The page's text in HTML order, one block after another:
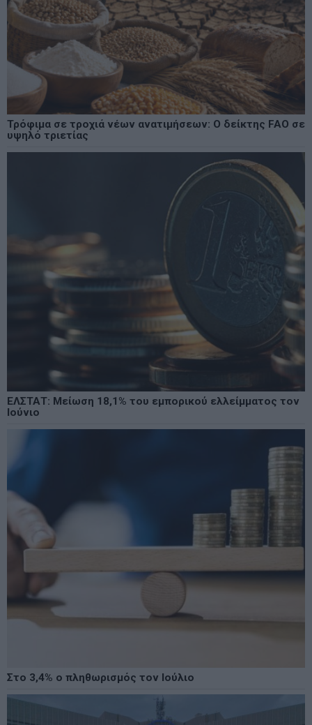
Τρόφιμα σε τροχιά νέων ανατιμήσεων: Ο δείκτης FAO σε
υψηλό τριετίας
ΕΛΣΤΑΤ: Μείωση 18,1% του εμπορικού ελλείμματος τον
Ιούνιο
Στο 3,4% ο πληθωρισμός τον Ιούλιο